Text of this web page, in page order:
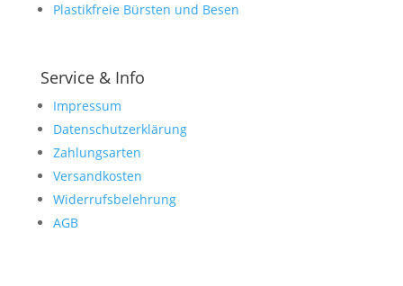
Plastikfreie Bürsten und Besen
Service & Info
Impressum
Datenschutzerklärung
Zahlungsarten
Versandkosten
Widerrufsbelehrung
AGB